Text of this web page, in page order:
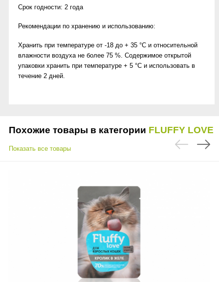
Срок годности: 2 года
Рекомендации по хранению и использованию:
Хранить при температуре от -18 до + 35 °С и относительной
влажности воздуха не более 75 %. Содержимое открытой
упаковки хранить при температуре + 5 °С и использовать в
течение 2 дней.
Похожие товары в категории FLUFFY LOVE
Показать все товары